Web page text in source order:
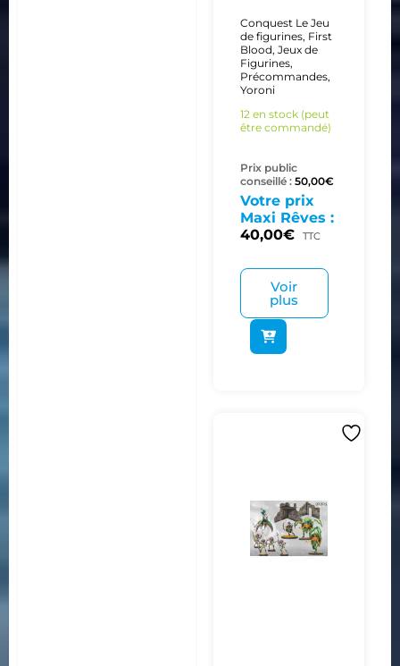
Conquest Le Jeu
de figurines, First
Blood, Jeux de
Figurines,
Précommandes,
Yoroni
12 en stock (peut
être commandé)
Prix public
conseillé : 50,00€
Votre prix
Maxi Rêves :
40,00€ TTC
Voir
plus